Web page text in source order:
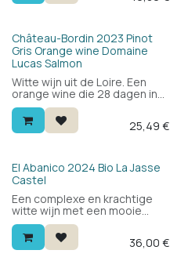
als aperitief of bij vis en wit
vlees.
Château-Bordin 2023 Pinot
Gris Orange wine Domaine
Lucas Salmon
Witte wijn uit de Loire. Een
orange wine die 28 dagen in
contact blijft met de schillen.
Aangenaam om te drinken,
zonder overdreven oxidatie
100% Pinot Gris.
25,49 €
Bio
El Abanico 2024 Bio La Jasse
Castel
Een complexe en krachtige
witte wijn met een mooie
balans. Gouden kleur, fruitig,
fris complex en mineraal. Een
aparte witte wijn zoals je er
36,00 €